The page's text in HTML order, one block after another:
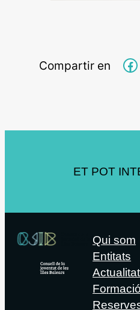
Compartir en
ET POT
Qui som
Entitats
Actualitat